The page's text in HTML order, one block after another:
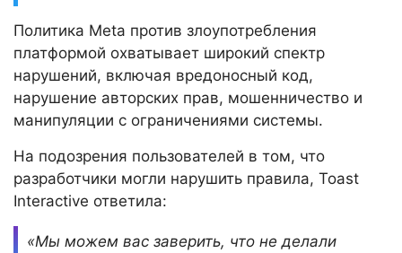
Политика Meta против злоупотребления
платформой охватывает широкий спектр
нарушений, включая вредоносный код,
нарушение авторских прав, мошенничество и
манипуляции с ограничениями системы.
На подозрения пользователей в том, что
разработчики могли нарушить правила, Toast
Interactive ответила:
«Мы можем вас заверить, что не делали